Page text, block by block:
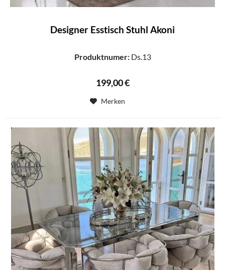
Designer Esstisch Stuhl Akoni
Produktnumer:Ds.13
199,00 €
Merken